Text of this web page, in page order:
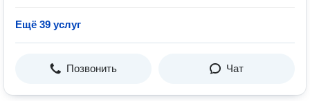
Ещё 39 услуг
Позвонить Чат